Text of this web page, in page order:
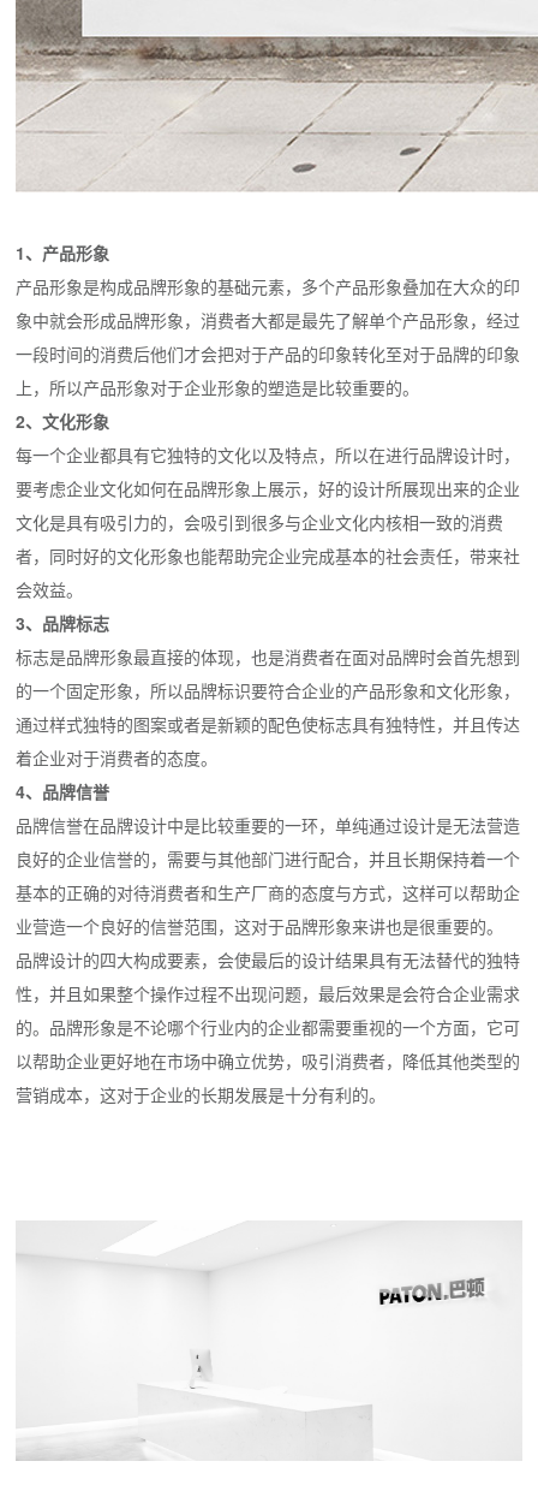
1、产品形象
产品形象是构成品牌形象的基础元素，多个产品形象叠加在大众的印
象中就会形成品牌形象，消费者大都是最先了解单个产品形象，经过
一段时间的消费后他们才会把对于产品的印象转化至对于品牌的印象
上，所以产品形象对于企业形象的塑造是比较重要的。
2、文化形象
每一个企业都具有它独特的文化以及特点，所以在进行品牌设计时，
要考虑企业文化如何在品牌形象上展示，好的设计所展现出来的企业
文化是具有吸引力的，会吸引到很多与企业文化内核相一致的消费
者，同时好的文化形象也能帮助完企业完成基本的社会责任，带来社
会效益。
3、品牌标志
标志是品牌形象最直接的体现，也是消费者在面对品牌时会首先想到
的一个固定形象，所以品牌标识要符合企业的产品形象和文化形象，
通过样式独特的图案或者是新颖的配色使标志具有独特性，并且传达
着企业对于消费者的态度。
4、品牌信誉
品牌信誉在品牌设计中是比较重要的一环，单纯通过设计是无法营造
良好的企业信誉的，需要与其他部门进行配合，并且长期保持着一个
基本的正确的对待消费者和生产厂商的态度与方式，这样可以帮助企
业营造一个良好的信誉范围，这对于品牌形象来讲也是很重要的。
品牌设计的四大构成要素，会使最后的设计结果具有无法替代的独特
性，并且如果整个操作过程不出现问题，最后效果是会符合企业需求
的。品牌形象是不论哪个行业内的企业都需要重视的一个方面，它可
以帮助企业更好地在市场中确立优势，吸引消费者，降低其他类型的
营销成本，这对于企业的长期发展是十分有利的。